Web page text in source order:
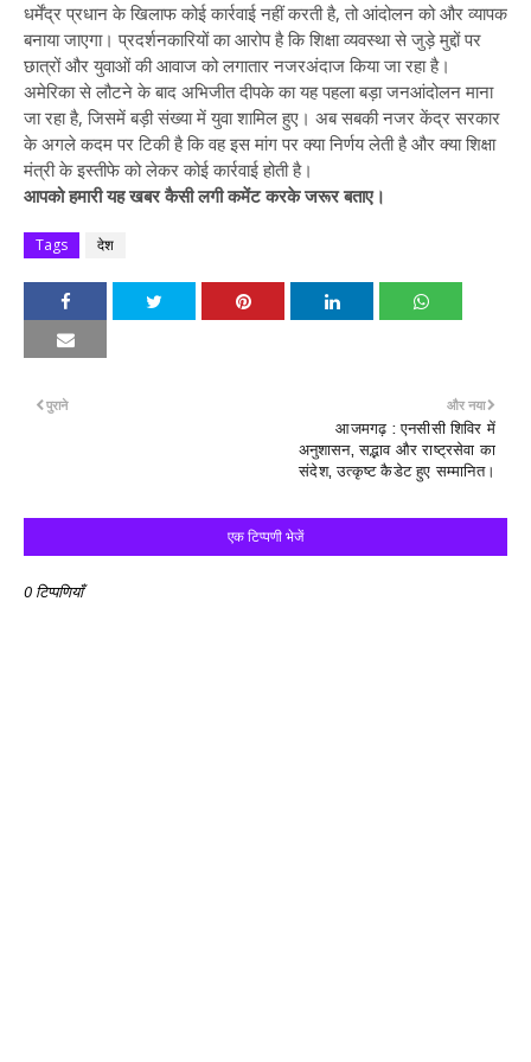
धर्मेंद्र प्रधान के खिलाफ कोई कार्रवाई नहीं करती है, तो आंदोलन को और व्यापक
बनाया जाएगा। प्रदर्शनकारियों का आरोप है कि शिक्षा व्यवस्था से जुड़े मुद्दों पर
छात्रों और युवाओं की आवाज को लगातार नजरअंदाज किया जा रहा है।
अमेरिका से लौटने के बाद अभिजीत दीपके का यह पहला बड़ा जनआंदोलन माना
जा रहा है, जिसमें बड़ी संख्या में युवा शामिल हुए। अब सबकी नजर केंद्र सरकार
के अगले कदम पर टिकी है कि वह इस मांग पर क्या निर्णय लेती है और क्या शिक्षा
मंत्री के इस्तीफे को लेकर कोई कार्रवाई होती है।
आपको हमारी यह खबर कैसी लगी कमेंट करके जरूर बताए।
Tags देश
और नया
आजमगढ़ : एनसीसी शिविर में
अनुशासन, सद्भाव और राष्ट्रसेवा का
संदेश, उत्कृष्ट कैडेट हुए सम्मानित।
पुराने
एक टिप्पणी भेजें
0 टिप्पणियाँ